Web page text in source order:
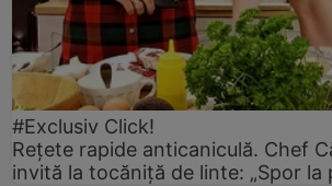
#Exclusiv Click!
Rețete rapide anticaniculă. Chef
invită la tocăniță de linte: „Spor la